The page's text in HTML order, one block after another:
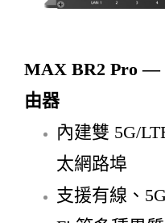
MAX BR2 Pro —
由器
內建雙 5G/
太網路埠
支援有線、